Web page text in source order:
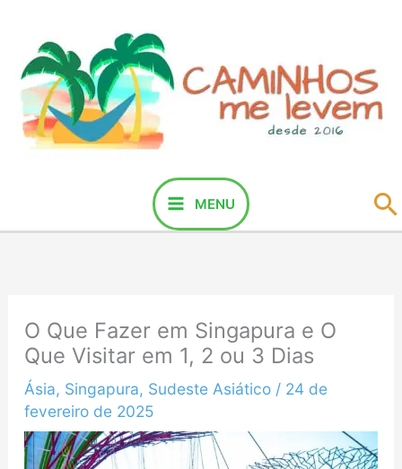
conteúdo
MENU
O Que Fazer em Singapura e O
Que Visitar em 1, 2 ou 3 Dias
Ásia, Singapura, Sudeste Asiático/ 24 de
fevereiro de 2025